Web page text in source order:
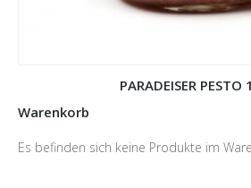
PARADEISER PESTO
Warenkorb
Es befinden sich keine Produkte im